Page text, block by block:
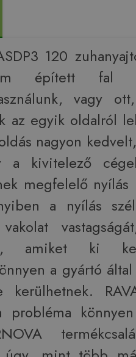
120
épített fal
vagy
az egyik oldalról
nagyon
a kivitelező
megfelelő nyílás
a nyílás
amiket ki
a gyártó
kerülhetnek.
probléma